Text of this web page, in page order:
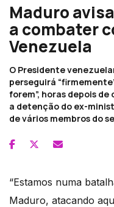
Maduro
a combater
Venezuela
O Presidente
perseguirá
forem”, horas depois
a detenção do ex-
de vários membros do
“Estamos numa
Maduro, atacando